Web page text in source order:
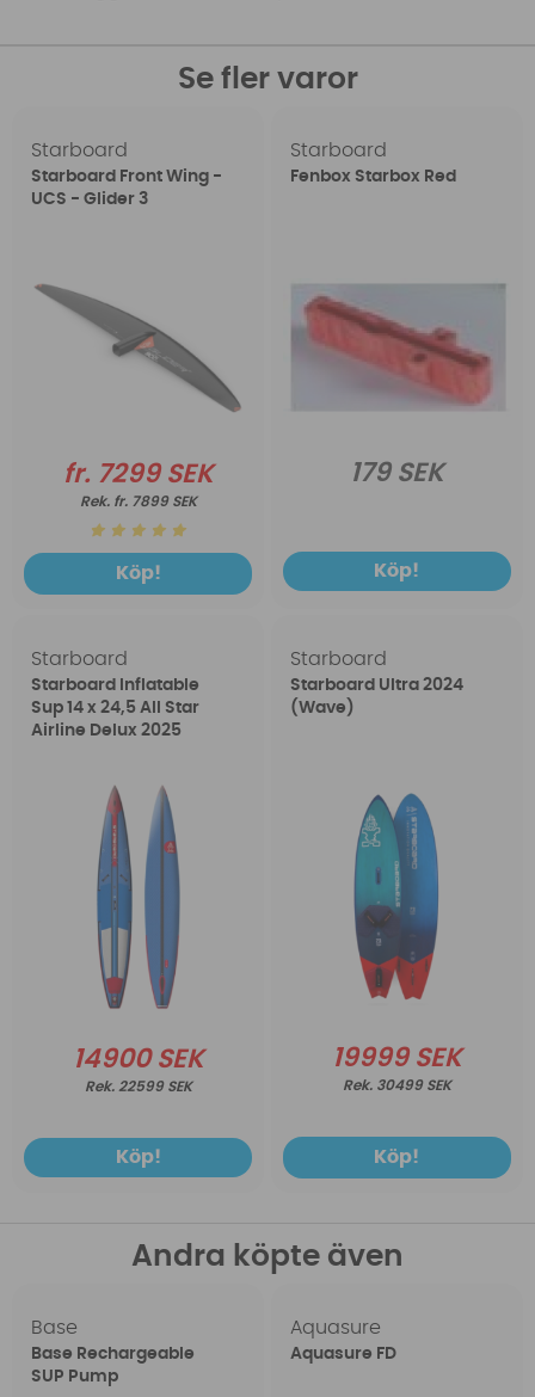
Se fler varor
Starboard
Starboard Front Wing -
UCS - Glider 3
fr. 7299 SEK
fr. 7899 SEK
Köp!
Starboard
Fenbox Starbox Red
179 SEK
Köp!
Starboard
Starboard Inflatable
Sup 14 x 24,5 All Star
Airline Delux 2025
14900 SEK
22599 SEK
Köp!
Starboard
Starboard Ultra 2024
(Wave)
19999 SEK
30499 SEK
Köp!
Andra köpte även
Base
Base Rechargeable
SUP Pump
Aquasure
Aquasure FD